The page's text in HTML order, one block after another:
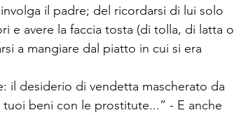
il padre; del ricordarsi di lui solo
e avere la faccia tosta (di tolla, di latta o
a mangiare dal piatto in cui si era
il desiderio di vendetta mascherato da
beni con le prostitute...” - E anche